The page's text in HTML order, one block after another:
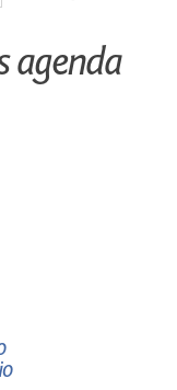
agenda